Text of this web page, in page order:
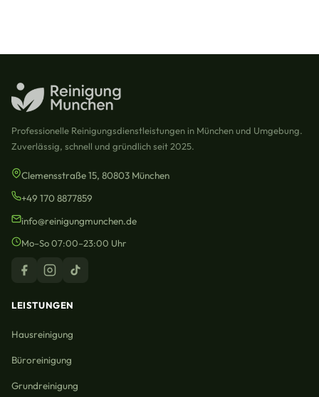
Professionelle Reinigungsdienstleistungen in München und Umgebung.
Zuverlässig, schnell und gründlich seit 2025.
Clemensstraße 15, 80803 München
+49 170 8877859
info@reinigungmunchen.de
Mo–So 07:00–23:00 Uhr
LEISTUNGEN
Hausreinigung
Büroreinigung
Grundreinigung